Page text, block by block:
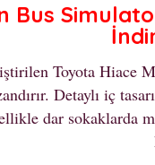
Bus
Toyota Hiace
Detaylı iç
dar sokaklarda